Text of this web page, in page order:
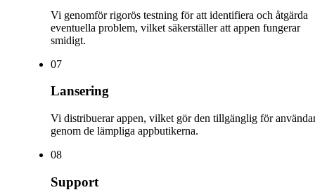
Vi genomför rigorös testning för att identifiera och åtgärda
eventuella problem, vilket säkerställer att appen fungerar
smidigt.
07
Lansering
Vi distribuerar appen, vilket gör den tillgänglig för
genom de lämpliga appbutikerna.
08
Support